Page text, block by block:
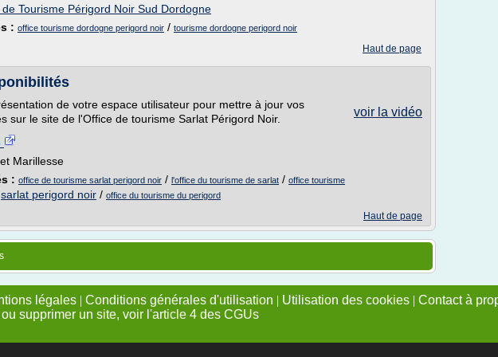
Tourisme Périgord Noir Sud Dordogne
: office tourisme dordogne perigord noir / tourisme dordogne perigord noir
Haut de page
voir la vidéo
de votre espace utilisateur pour mettre à jour vos
sur le site de l'Office de tourisme Sarlat Périgord Noir.
Marillesse
: office de tourisme sarlat perigord noir / l'office du tourisme de sarlat / office tourisme
sarlat perigord noir / office du tourisme du perigord
Haut de page
légales | Conditions générales d'utilisation | Utilisation des cookies | Contact à
supprimer un site, voir l'article 4 des CGUs